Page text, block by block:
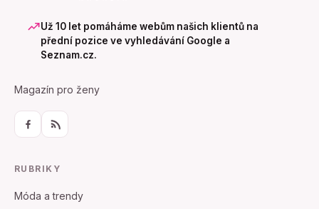
Už 10 let pomáháme webům našich klientů na
přední pozice ve vyhledávání Google a
Seznam.cz.
Magazín pro ženy
RUBRIKY
Móda a trendy